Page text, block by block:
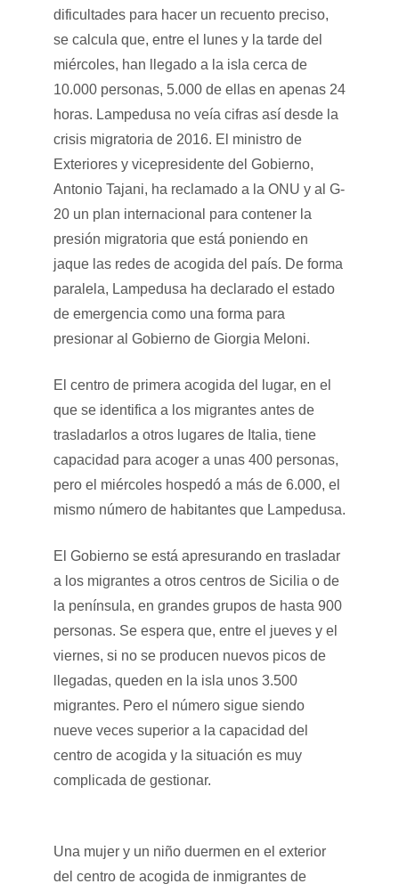
dificultades para hacer un recuento preciso,
se calcula que, entre el lunes y la tarde del
miércoles, han llegado a la isla cerca de
10.000 personas, 5.000 de ellas en apenas 24
horas. Lampedusa no veía cifras así desde la
crisis migratoria de 2016. El ministro de
Exteriores y vicepresidente del Gobierno,
Antonio Tajani, ha reclamado a la ONU y al G-
20 un plan internacional para contener la
presión migratoria que está poniendo en
jaque las redes de acogida del país. De forma
paralela, Lampedusa ha declarado el estado
de emergencia como una forma para
presionar al Gobierno de Giorgia Meloni.
El centro de primera acogida del lugar, en el
que se identifica a los migrantes antes de
trasladarlos a otros lugares de Italia, tiene
capacidad para acoger a unas 400 personas,
pero el miércoles hospedó a más de 6.000, el
mismo número de habitantes que Lampedusa.
El Gobierno se está apresurando en trasladar
a los migrantes a otros centros de Sicilia o de
la península, en grandes grupos de hasta 900
personas. Se espera que, entre el jueves y el
viernes, si no se producen nuevos picos de
llegadas, queden en la isla unos 3.500
migrantes. Pero el número sigue siendo
nueve veces superior a la capacidad del
centro de acogida y la situación es muy
complicada de gestionar.
Una mujer y un niño duermen en el exterior
del centro de acogida de inmigrantes de